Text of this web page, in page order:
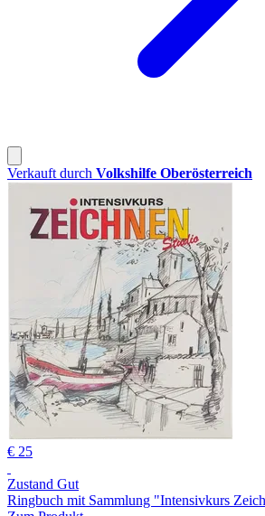
Verkauft durch Volkshilfe Oberösterreich
€ 25
Zustand Gut
Ringbuch mit Sammlung "Intensivkurs